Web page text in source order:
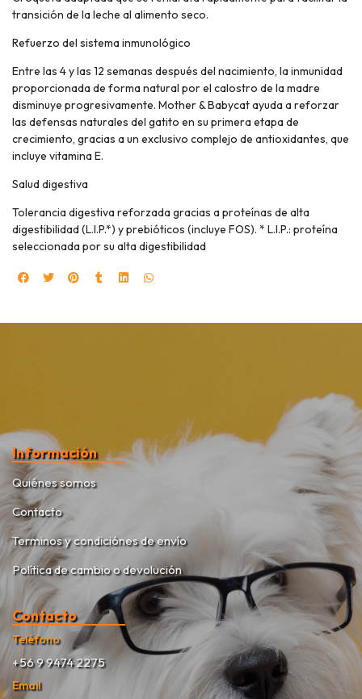
transición de la leche al alimento seco.
Refuerzo del sistema inmunológico
Entre las 4 y las 12 semanas después del nacimiento, la inmunidad
proporcionada de forma natural por el calostro de la madre
disminuye progresivamente. Mother & Babycat ayuda a reforzar
las defensas naturales del gatito en su primera etapa de
crecimiento, gracias a un exclusivo complejo de antioxidantes, que
incluye vitamina E.
Salud digestiva
Tolerancia digestiva reforzada gracias a proteínas de alta
digestibilidad (L.I.P.*) y prebióticos (incluye FOS). * L.I.P.: proteína
seleccionada por su alta digestibilidad
Información
Quiénes somos
Contacto
Terminos y condiciónes de envío
Política de cambio o devolución
Contacto
Teléfono
+56 9 9474 2275
Email